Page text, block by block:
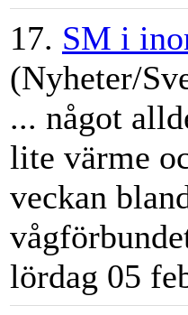
17. SM i
(Nyheter/
... något
lite värme
veckan
lördag 05